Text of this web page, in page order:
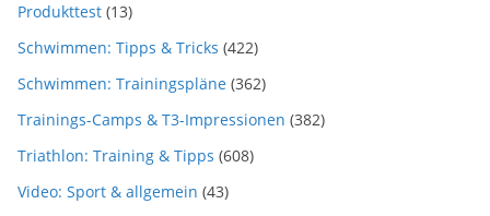
Produkttest (13)
Schwimmen: Tipps & Tricks (422)
Schwimmen: Trainingspläne (362)
Trainings-Camps & T3-Impressionen (382)
Triathlon: Training & Tipps (608)
Video: Sport & allgemein (43)